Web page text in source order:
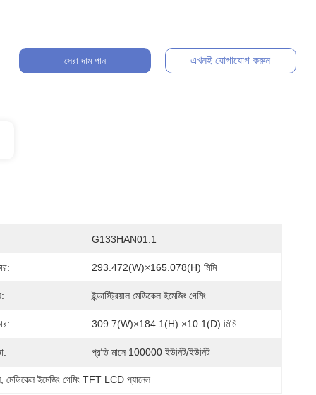
সেরা দাম পান এখনই যোগাযোগ করুন
G133HAN01.1
293.472(W)×165.078(H) মিমি
ইন্ডাস্ট্রিয়াল মেডিকেল ইমেজিং গেমিং
309.7(W)×184.1(H) ×10.1(D) মিমি
প্রতি মাসে 100000 ইউনিট/ইউনিট
, মেডিকেল ইমেজিং গেমিং TFT LCD প্যানেল